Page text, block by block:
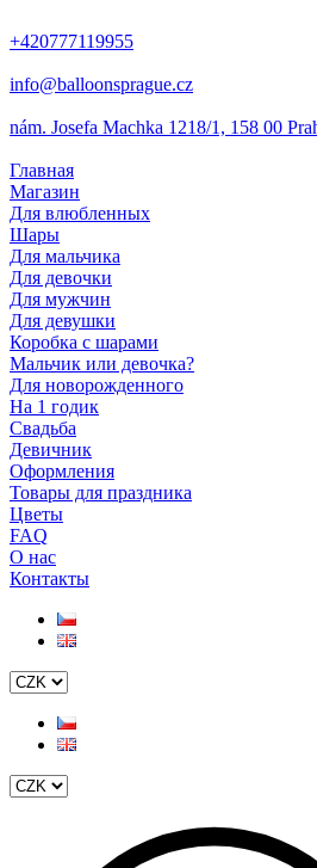
+420777119955
info@balloonsprague.cz
nám. Josefa Machka 1218/1, 158 00
Главная
Магазин
Для влюбленных
Шары
Для мальчика
Для девочки
Для мужчин
Для девушки
Коробка с шарами
Мальчик или девочка?
Для новорожденного
На 1 годик
Свадьба
Девичник
Оформления
Товары для праздника
Цветы
FAQ
О нас
Контакты